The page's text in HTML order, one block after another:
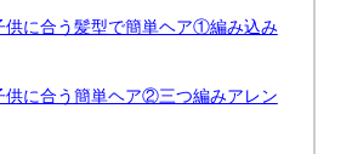
供に合う髪型で簡単ヘア①編み込み
供に合う簡単ヘア②三つ編みアレン